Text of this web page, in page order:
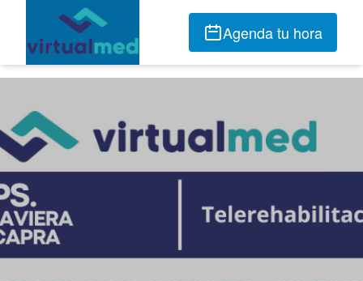
Agenda tu hora